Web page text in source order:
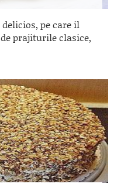
pe care il
prajiturile clasice,